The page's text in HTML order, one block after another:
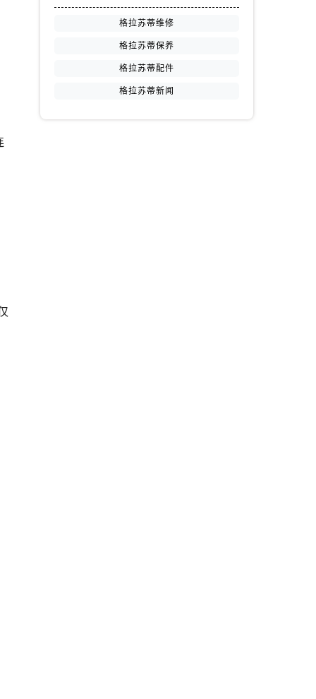
格拉苏蒂维修
格拉苏蒂保养
格拉苏蒂配件
格拉苏蒂新闻